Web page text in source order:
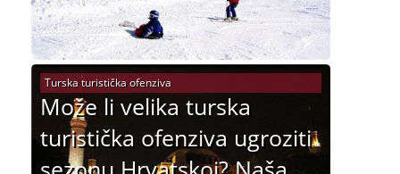
Može li velika turska
turistička ofenziva ugroziti
Turska turistička ofenziva